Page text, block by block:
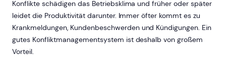
Konflikte schädigen das Betriebsklima und früher oder später
leidet die Produktivität darunter. Immer öfter kommt es zu
Krankmeldungen, Kundenbeschwerden und Kündigungen. Ein
gutes Konfliktmanagementsystem ist deshalb von großem
Vorteil.